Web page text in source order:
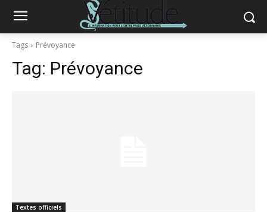
Tags Prévoyance
Tag: Prévoyance
Textes officiels